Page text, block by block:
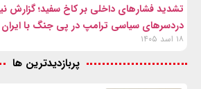
تشدید فشارهای داخلی بر کاخ سفید؛ گزارش
دردسرهای سیاسی ترامپ در پی جنگ با ایران
۱۸ اسد ۱۴۰۵
پربازدیدترین ها